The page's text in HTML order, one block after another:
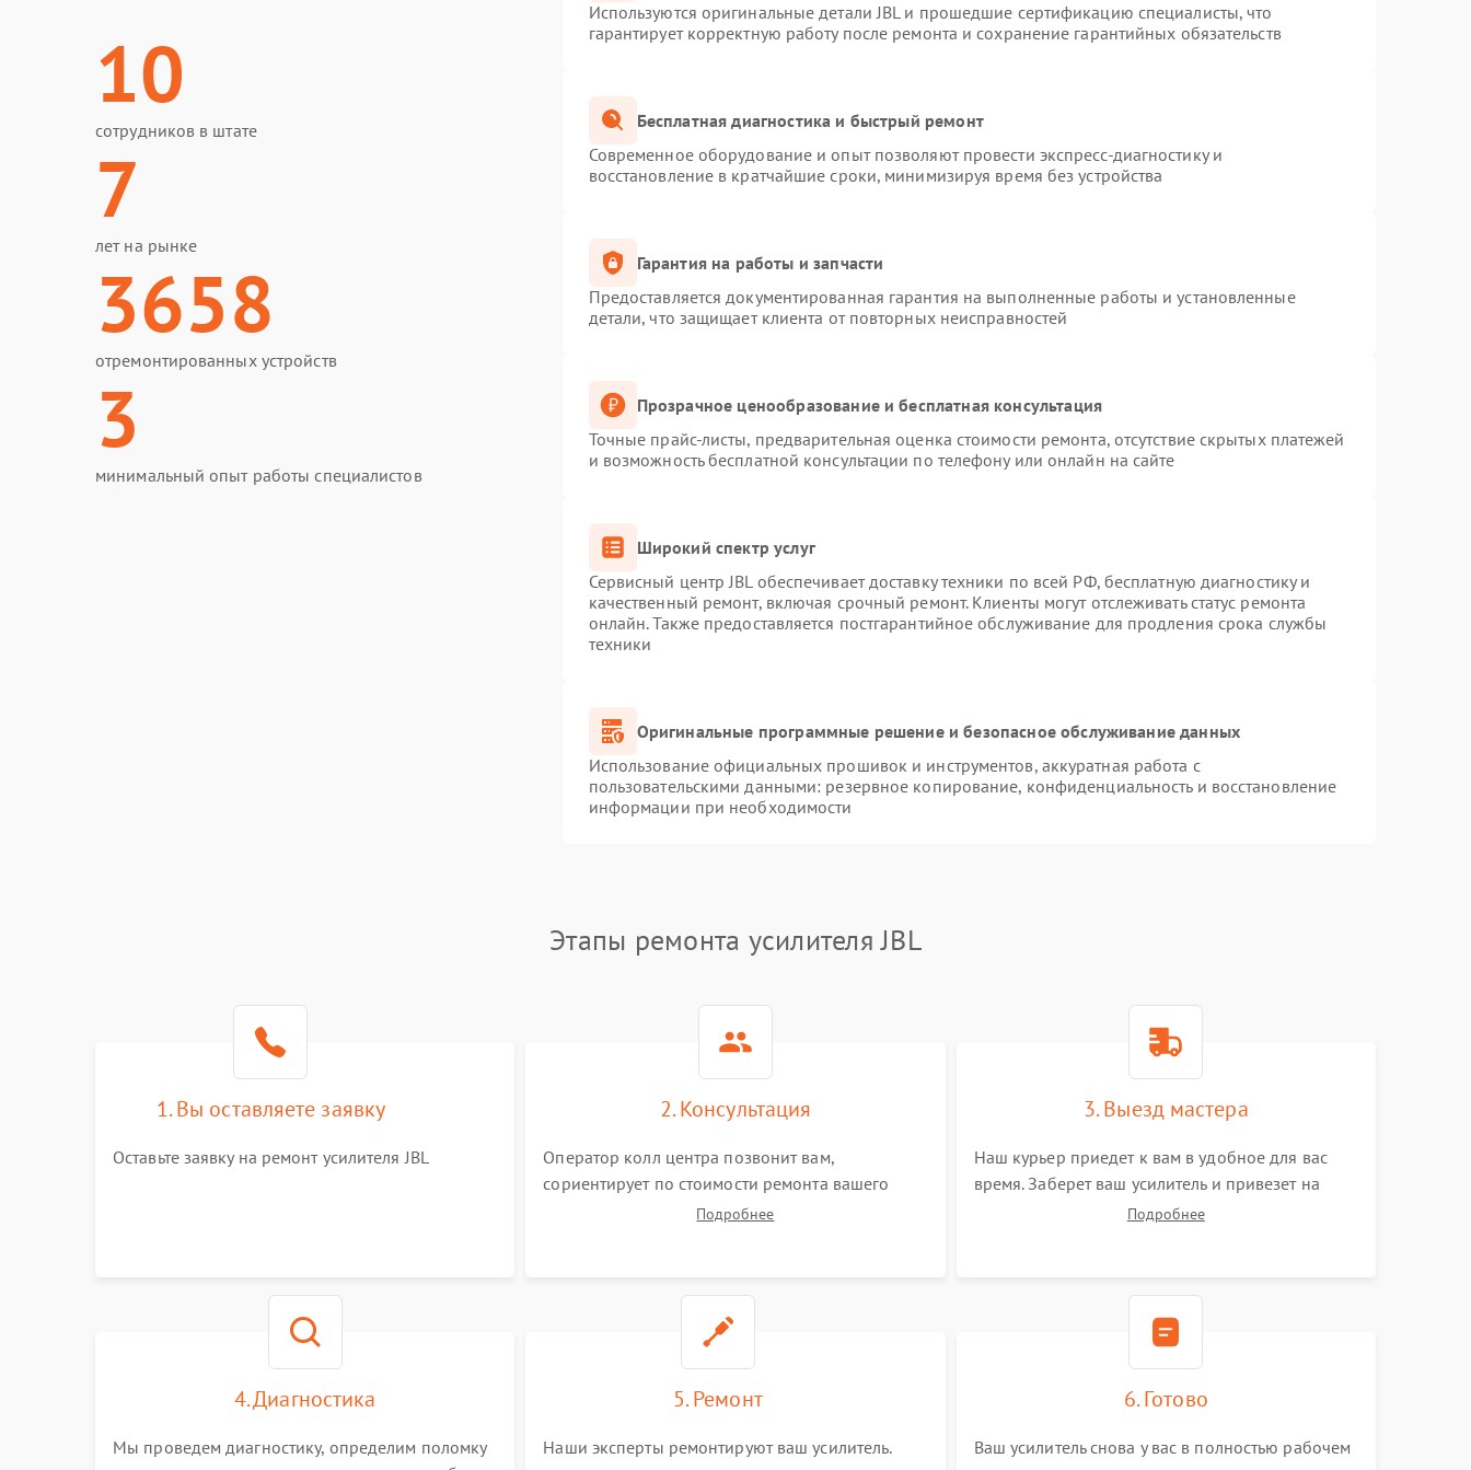
10
сотрудников в штате
7
лет на рынке
3658
отремонтированных устройств
3
минимальный опыт работы специалистов
Используются оригинальные детали JBL и прошедшие сертификацию специалисты, что
гарантирует корректную работу после ремонта и сохранение гарантийных обязательств
Бесплатная диагностика и быстрый ремонт
Современное оборудование и опыт позволяют провести экспресс-диагностику и
восстановление в кратчайшие сроки, минимизируя время без устройства
Гарантия на работы и запчасти
Предоставляется документированная гарантия на выполненные работы и установленные
детали, что защищает клиента от повторных неисправностей
Прозрачное ценообразование и бесплатная консультация
Точные прайс-листы, предварительная оценка стоимости ремонта, отсутствие скрытых платежей
и возможность бесплатной консультации по телефону или онлайн на сайте
Широкий спектр услуг
Сервисный центр JBL обеспечивает доставку техники по всей РФ, бесплатную диагностику и
качественный ремонт, включая срочный ремонт. Клиенты могут отслеживать статус ремонта
онлайн. Также предоставляется постгарантийное обслуживание для продления срока службы
техники
Оригинальные программные решение и безопасное обслуживание данных
Использование официальных прошивок и инструментов, аккуратная работа с
пользовательскими данными: резервное копирование, конфиденциальность и восстановление
информации при необходимости
Этапы ремонта усилителя JBL
1. Вы оставляете заявку
Оставьте заявку на ремонт усилителя JBL
2. Консультация
Оператор колл центра позвонит вам,
сориентирует по стоимости ремонта вашего
усилителя а также ответит на все ваши вопросы.
Подробнее
3. Выезд мастера
Наш курьер приедет к вам в удобное для вас
время. Заберет ваш усилитель и привезет на
склад для диагностики.Подробнее
4. Диагностика
Мы проведем диагностику, определим поломку
5. Ремонт
Наши эксперты ремонтируют ваш усилитель.
6. Готово
Ваш усилитель снова у вас в полностью рабочем